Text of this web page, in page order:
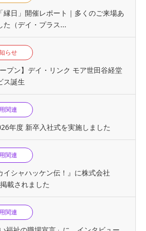
縁日」開催レポート｜多くのご来場あ
た（デイ・プラス...
らせ
プン】デイ・リンク モア世田谷経堂
ス誕生
関連
年度 新卒入社式を実施しました
関連
イシャハッケン伝！』に株式会社
載されました
関連